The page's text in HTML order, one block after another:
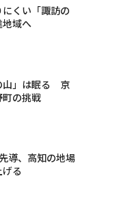
くい「諏訪の
域へ
山」は眠る 京
の挑戦
導、高知の地場
る